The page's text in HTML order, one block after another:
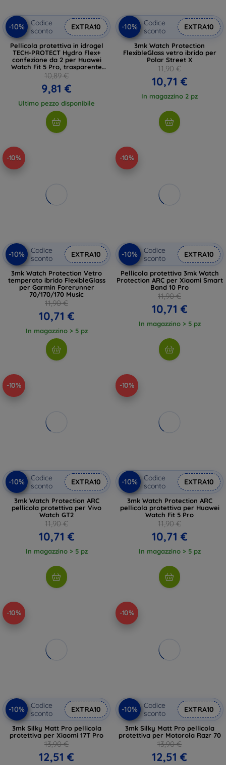
-10%
Codice
sconto
EXTRA10
Pellicola protettiva in idrogel
TECH-PROTECT Hydro Flex+
confezione da 2 per Huawei
Watch Fit 5 Pro, trasparente
(5906302323852)
10,89 €
9,81 €
Ultimo pezzo disponibile
-10%
Codice
sconto
EXTRA10
3mk Watch Protection
FlexibleGlass vetro ibrido per
Polar Street X
11,90 €
10,71 €
In magazzino 2 pz
-10%
-10%
Codice
sconto
EXTRA10
3mk Watch Protection Vetro
temperato ibrido FlexibleGlass
per Garmin Forerunner
70/170/170 Music
11,90 €
10,71 €
In magazzino > 5 pz
-10%
-10%
Codice
sconto
EXTRA10
Pellicola protettiva 3mk Watch
Protection ARC per Xiaomi Smart
Band 10 Pro
11,90 €
10,71 €
In magazzino > 5 pz
-10%
-10%
Codice
sconto
EXTRA10
3mk Watch Protection ARC
pellicola protettiva per Vivo
Watch GT2
11,90 €
10,71 €
In magazzino > 5 pz
-10%
-10%
Codice
sconto
EXTRA10
3mk Watch Protection ARC
pellicola protettiva per Huawei
Watch Fit 5 Pro
11,90 €
10,71 €
In magazzino > 5 pz
-10%
-10%
Codice
sconto
EXTRA10
3mk Silky Matt Pro pellicola
protettiva per Xiaomi 17T Pro
13,90 €
12,51 €
-10%
-10%
Codice
sconto
EXTRA10
3mk Silky Matt Pro pellicola
protettiva per Motorola Razr 70
13,90 €
12,51 €